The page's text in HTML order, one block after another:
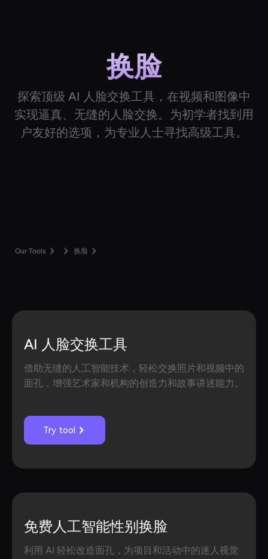
换脸
探索顶级 AI 人脸交换工具，在视频和图像中
实现逼真、无缝的人脸交换。为初学者找到用
户友好的选项，为专业人士寻找高级工具。
Our Tools 换脸
AI 人脸交换工具
借助无缝的人工智能技术，轻松交换照片和视频中的
面孔，增强艺术家和机构的创造力和故事讲述能力。
Try tool
免费人工智能性别换脸
利用 AI 轻松改造面孔，为项目和活动中的迷人视觉